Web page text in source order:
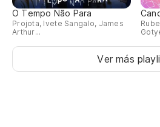
O Tempo Não Para
Projota, Ivete Sangalo, James
Arthur...
Ver más